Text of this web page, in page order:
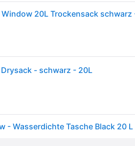
- schwarz - 20L
- Wasserdichte Tasche Black 20 L